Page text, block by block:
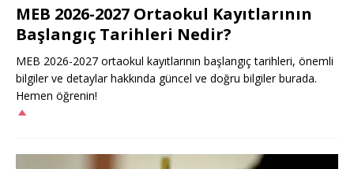
MEB 2026-2027 Ortaokul Kayıtlarının
Başlangıç Tarihleri Nedir?
MEB 2026-2027 ortaokul kayıtlarının başlangıç tarihleri, önemli
bilgiler ve detaylar hakkında güncel ve doğru bilgiler burada.
Hemen öğrenin!